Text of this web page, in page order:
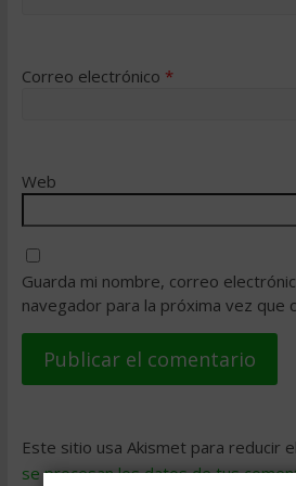
Correo electrónico *
Web
Guarda mi nombre, correo
navegador para la próxima vez que
Este sitio usa Akismet para reducir
se procesan los datos de tus